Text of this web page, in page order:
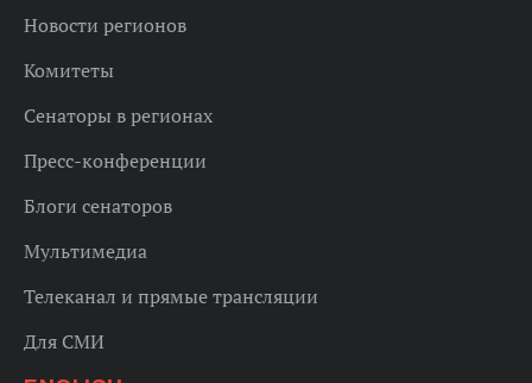
Новости регионов
Комитеты
Сенаторы в регионах
Пресс-конференции
Блоги сенаторов
Мультимедиа
Телеканал и прямые трансляции
Для СМИ